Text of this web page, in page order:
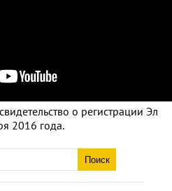
о регистрации Эл
2016 года.